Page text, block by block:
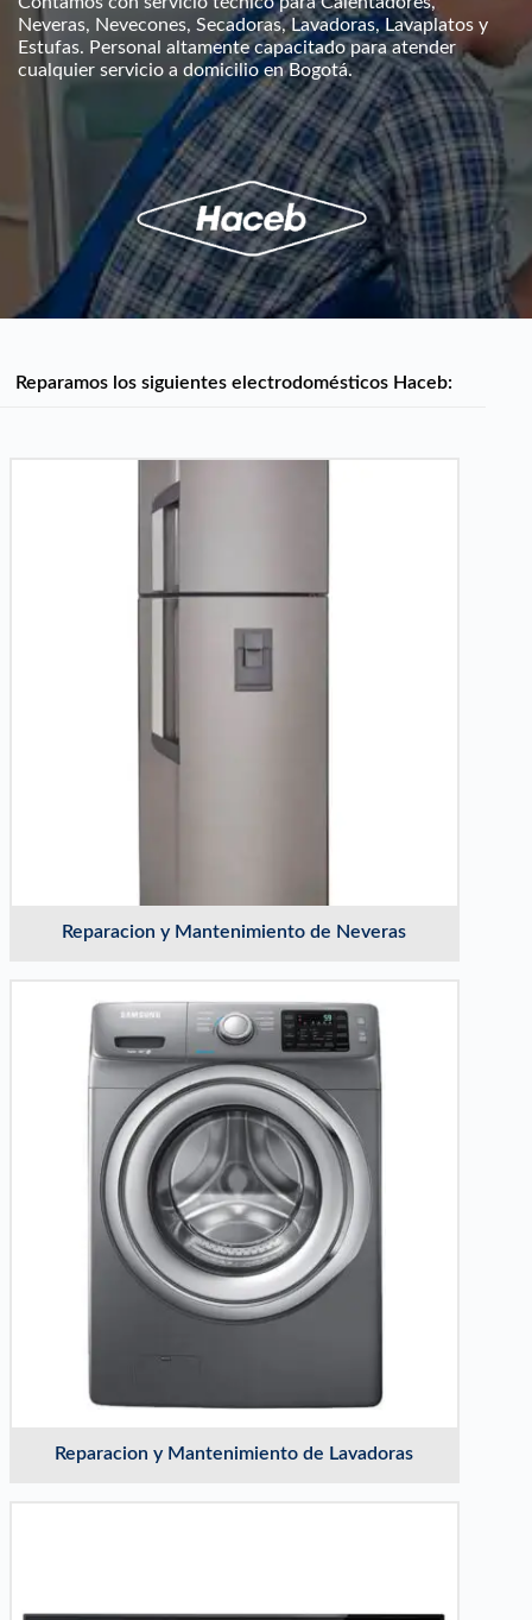
Neveras, Nevecones, Secadoras, Lavadoras, Lavaplatos y
Estufas. Personal altamente capacitado para atender
cualquier servicio a domicilio en Bogotá.
Reparamos los siguientes electrodomésticos Haceb:
Reparacion y Mantenimiento de Neveras
Reparacion y Mantenimiento de Lavadoras